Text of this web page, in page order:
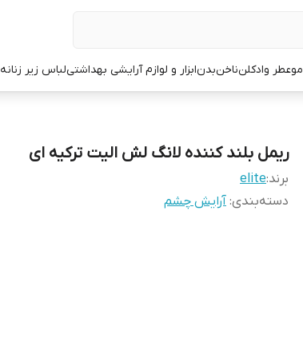
موعطر وادکلنناخنبدنابزار و لوازم آرایشی بهداشتیلباس زیر زنانه
ریمل بلند کننده لانگ لش الیت ترکیه ای
برند:elite
دسته‌بندی: آرایش چشم